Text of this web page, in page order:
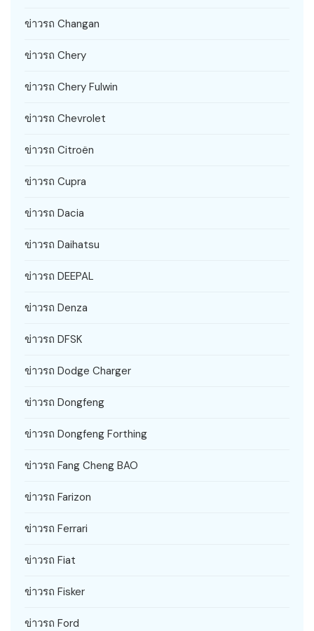
ข่าวรถ Changan
ข่าวรถ Chery
ข่าวรถ Chery Fulwin
ข่าวรถ Chevrolet
ข่าวรถ Citroën
ข่าวรถ Cupra
ข่าวรถ Dacia
ข่าวรถ Daihatsu
ข่าวรถ DEEPAL
ข่าวรถ Denza
ข่าวรถ DFSK
ข่าวรถ Dodge Charger
ข่าวรถ Dongfeng
ข่าวรถ Dongfeng Forthing
ข่าวรถ Fang Cheng BAO
ข่าวรถ Farizon
ข่าวรถ Ferrari
ข่าวรถ Fiat
ข่าวรถ Fisker
ข่าวรถ Ford